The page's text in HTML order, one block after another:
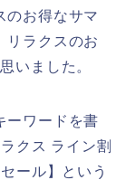
のお得なサマ
リラクスのお
いました。
ーワードを書
クス ライン割
ール】という